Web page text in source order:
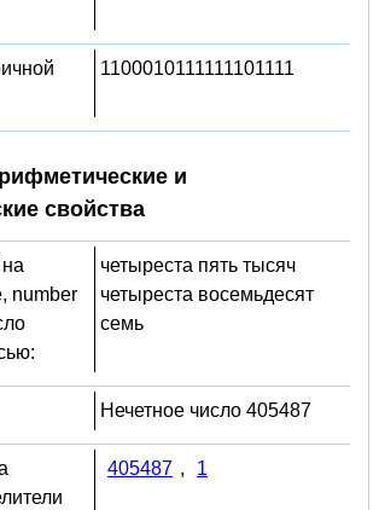
1100010111111101111
и
свойства
number
четыреста пять тысяч
четыреста восемьдесят
семь
Нечетное число 405487
405487 , 1